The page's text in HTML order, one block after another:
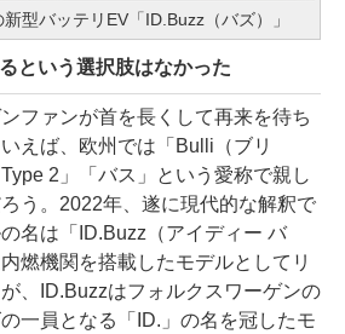
型バッテリEV「ID.Buzz（バズ）」
という選択肢はなかった
ファンが首を長くして再来を待ち
えば、欧州では「Bulli（ブリ
2」「バス」という愛称で親し
う。2022年、遂に現代的な解釈で
名は「ID.Buzz（アイディー バ
燃機関を搭載したモデルとしてリ
、ID.Buzzはフォルクスワーゲンの
一員となる「ID.」の名を冠したモ